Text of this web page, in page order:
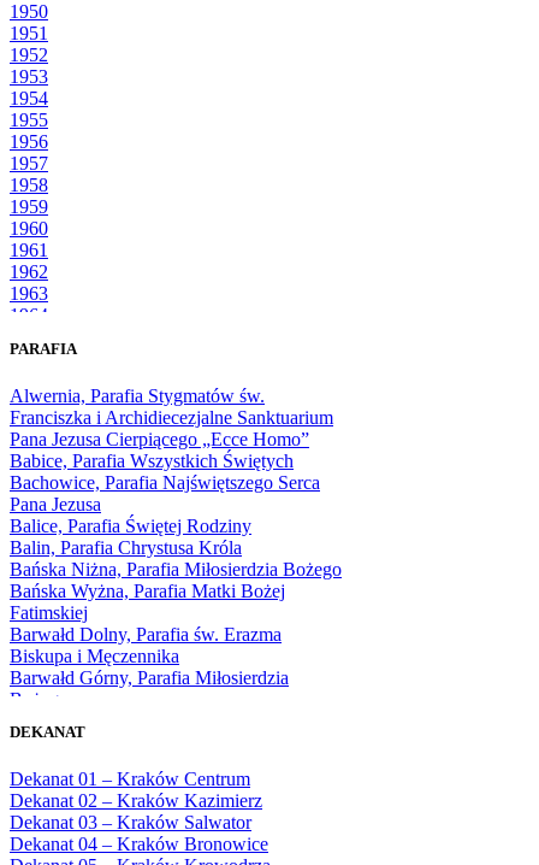
1950
1951
1952
1953
1954
1955
1956
1957
1958
1959
1960
1961
1962
1963
1964
1966
1968
1969
1970
1971
1972
1973
1974
1975
1976
1977
1978
1979
1980
1981
1983
1985
1986
1987
1988
1989
PARAFIA
Alwernia, Parafia Stygmatów św.
Franciszka i Archidiecezjalne Sanktuarium
Pana Jezusa Cierpiącego „Ecce Homo”
Babice, Parafia Wszystkich Świętych
Bachowice, Parafia Najświętszego Serca
Pana Jezusa
Balice, Parafia Świętej Rodziny
Balin, Parafia Chrystusa Króla
Bańska Niżna, Parafia Miłosierdzia Bożego
Bańska Wyżna, Parafia Matki Bożej
Fatimskiej
Barwałd Dolny, Parafia św. Erazma
Biskupa i Męczennika
Barwałd Górny, Parafia Miłosierdzia
Bożego
Bęczarka, Parafia Matki Boskiej
Będkowice, Parafia Najświętszej Maryi
Panny Królowej
Białka Górna, Parafia Matki Bożej
Królowej Rodzin
DEKANAT
Dekanat 01 – Kraków Centrum
Dekanat 02 – Kraków Kazimierz
Dekanat 03 – Kraków Salwator
Dekanat 04 – Kraków Bronowice